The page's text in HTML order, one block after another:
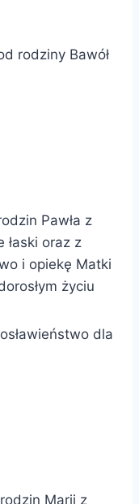
Bawół
Pawła z
łaski oraz z
i opiekę Matki
życiu
dla
Marii z